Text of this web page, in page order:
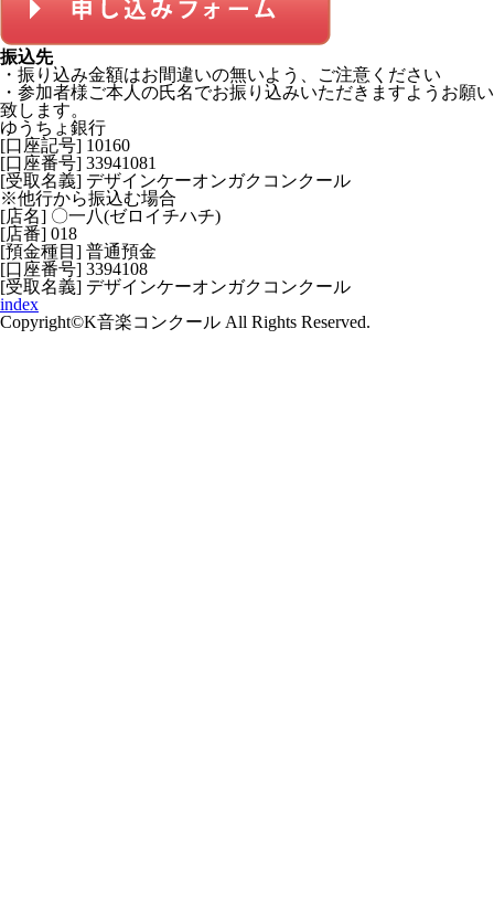
振込先
・振り込み金額はお間違いの無いよう、ご注意ください
・ 参加者様ご本人の氏名でお振り込みいただきますようお願い
致します。
ゆうちょ銀行
[口座記号] 10160
[口座番号] 33941081
[受取名義] デザインケーオンガクコンクール
※他行から振込む場合
[店名] 〇一八(ゼロイチハチ)
[店番] 018
[預金種目] 普通預金
[口座番号] 3394108
[受取名義] デザインケーオンガクコンクール
index
Copyright©K音楽コンクール All Rights Reserved.